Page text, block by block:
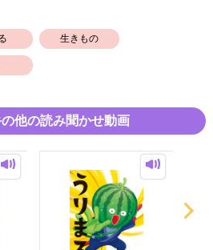
生きもの
他の読み聞かせ動画